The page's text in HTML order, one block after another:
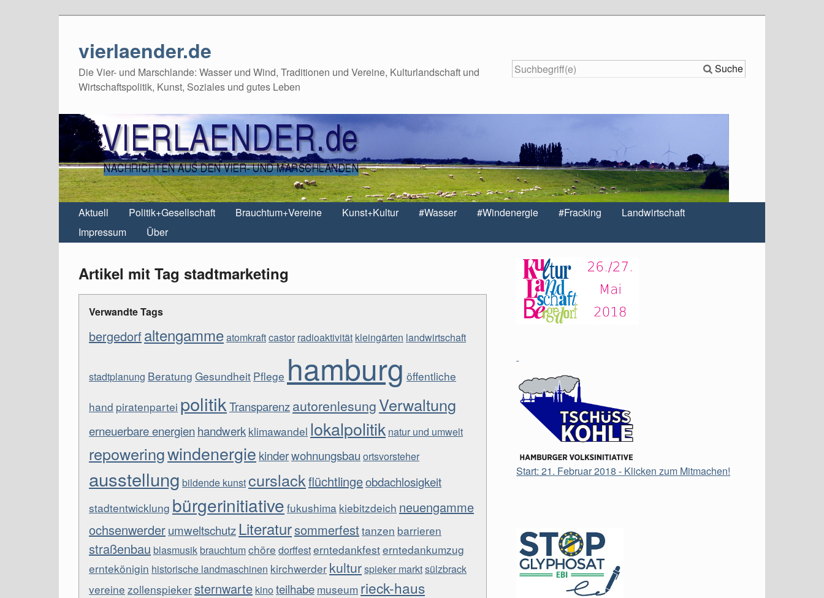
vierlaender.de
Die Vier- und Marschlande: Wasser und Wind, Traditionen und Vereine, Kulturlandschaft und
Wirtschaftspolitik, Kunst, Soziales und gutes Leben
Suche
Aktuell Politik+Gesellschaft Brauchtum+Vereine Kunst+Kultur #Wasser #Windenergie #Fracking
Landwirtschaft
Impressum
Über
Artikel mit Tag stadtmarketing
Verwandte Tags
bergedorfaltengammeatomkraftcastor radioaktivität kleingärten landwirtschaft
stadtplanung Beratung Gesundheit Pflege hamburg öffentliche
hand piratenpartei politikTransparenzautorenlesung Verwaltung
erneuerbare energien handwerk klimawandel lokalpolitik natur und umwelt
repoweringwindenergie kinderwohnungsbau ortsvorsteher
ausstellung bildende kunstcurslackflüchtlingeobdachlosigkeit
stadtentwicklung bürgerinitiative fukushima kiebitzdeich neuengamme
ochsenwerderumweltschutz Literatursommerfest tanzen barrieren
straßenbau blasmusikbrauchtumchöre dorffesterntedankfesterntedankumzug
erntekönigin historische landmaschinen kirchwerder kulturspieker marktsülzbrack
vereine zollenspiekersternwarte kino teilhabe museum rieck-haus
Start: 21. Februar 2018 - Klicken zum Mitmachen!